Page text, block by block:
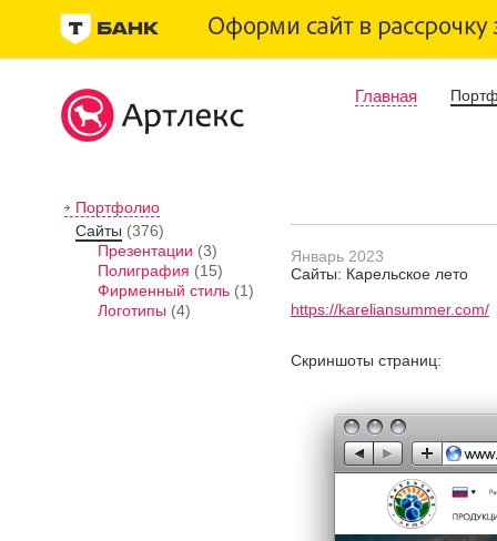
Главная
Портфолио
Сайты (376)
Презентации (3)
Полиграфия (15)
Фирменный стиль (1)
Логотипы (4)
Январь 2023
Сайты: Карельское лето
https://kareliansummer.com/
Скриншоты страниц: